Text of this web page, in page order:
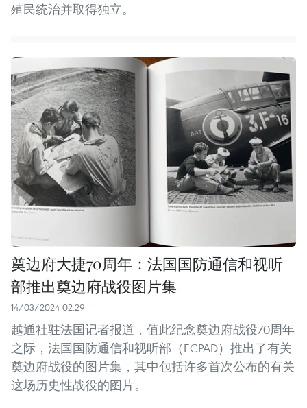
殖民统治并取得独立。
奠边府大捷70周年：法国国防通信和视听
部推出奠边府战役图片集
14/03/2024 02:29
越通社驻法国记者报道，值此纪念奠边府战役70周年
之际，法国国防通信和视听部（ECPAD）推出了有关
奠边府战役的图片集，其中包括许多首次公布的有关
这场历史性战役的图片。